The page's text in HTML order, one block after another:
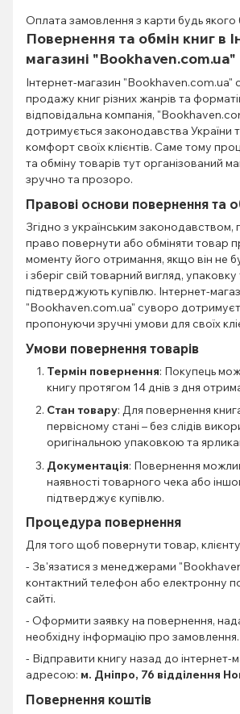
Оплата замовлення з карти будь якого
Повернення та обмін книг в
магазині "Bookhaven.com.ua"
Інтернет-магазин "Bookhaven.com.ua"
продажу книг різних жанрів та
відповідальна компанія,
дотримується законодавства України
комфорт своїх клієнтів. Саме тому
та обміну товарів тут організований
зручно та прозоро.
Правові основи повернення та
Згідно з українським законодавством,
право повернути або обміняти товар
моменту його отримання, якщо він не
і зберіг свій товарний вигляд,
підтверджують купівлю. Інтернет-
"Bookhaven.com.ua" суворо
пропонуючи зручні умови для своїх
Умови повернення товарів
Термін повернення: Покупець
книгу протягом 14 днів з дня
Стан товару: Для повернення
первісному стані – без слідів
оригінальною упаковкою та
Документація: Повернення
наявності товарного чека або
підтверджує купівлю.
Процедура повернення
Для того щоб повернути товар,
- Зв'язатися з менеджерами
контактний телефон або електронну
сайті.
- Оформити заявку на повернення,
необхідну інформацію про замовлення.
- Відправити книгу назад до інтернет-
адресою: м. Дніпро, 76 відділення
Повернення коштів